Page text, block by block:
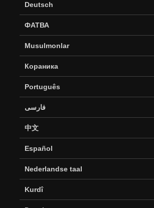
Deutsch
ФАТВА
Musulmonlar
Кораника
Português
فارسی
中文
Español
Nederlandse taal
Kurdî